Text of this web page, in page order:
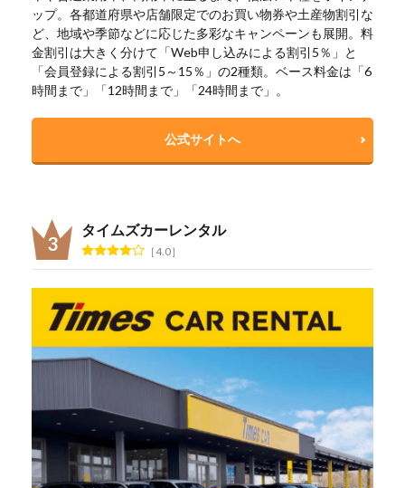
ップ。各都道府県や店舗限定でのお買い物券や土産物割引な
ど、地域や季節などに応じた多彩なキャンペーンも展開。料
金割引は大きく分けて「Web申し込みによる割引5％」と
「会員登録による割引5～15％」の2種類。ベース料金は「6
時間まで」「12時間まで」「24時間まで」。
公式サイトへ
タイムズカーレンタル
4.0